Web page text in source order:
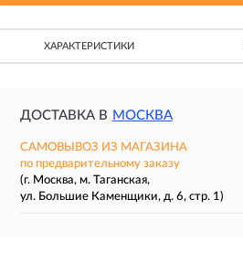
ХАРАКТЕРИСТИКИ
ДОСТАВКА В МОСКВА
САМОВЫВОЗ ИЗ МАГАЗИНА
по предварительному заказу
(г. Москва, м. Таганская,
ул. Большие Каменщики, д. 6, стр. 1)